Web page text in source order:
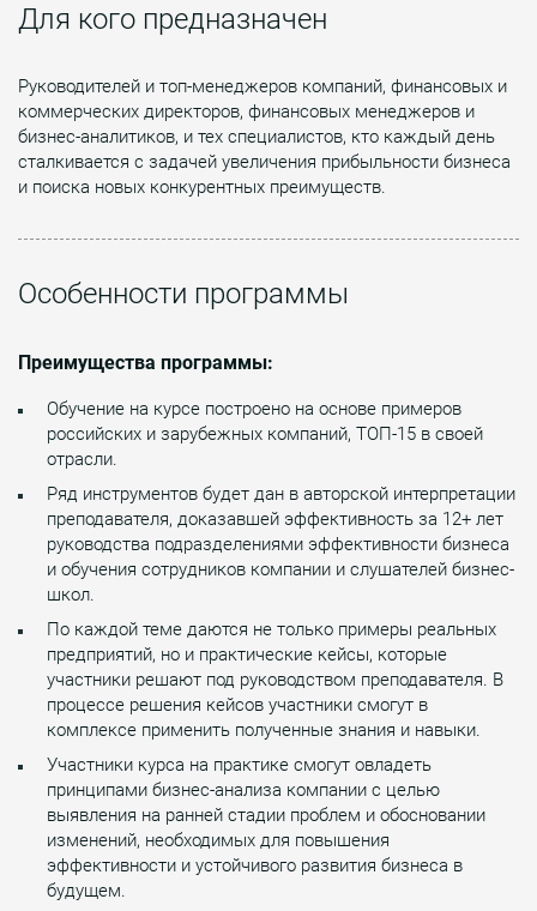
Для кого предназначен
Руководителей и топ-менеджеров компаний, финансовых и
коммерческих директоров, финансовых менеджеров и
бизнес-аналитиков, и тех специалистов, кто каждый день
сталкивается с задачей увеличения прибыльности бизнеса
и поиска новых конкурентных преимуществ.
Особенности программы
Преимущества программы:
Обучение на курсе построено на основе примеров
российских и зарубежных компаний, ТОП-15 в своей
отрасли.
Ряд инструментов будет дан в авторской интерпретации
преподавателя, доказавшей эффективность за 12+ лет
руководства подразделениями эффективности бизнеса
и обучения сотрудников компании и слушателей бизнес-
школ.
По каждой теме даются не только примеры реальных
предприятий, но и практические кейсы, которые
участники решают под руководством преподавателя. В
процессе решения кейсов участники смогут в
комплексе применить полученные знания и навыки.
Участники курса на практике смогут овладеть
принципами бизнес-анализа компании с целью
выявления на ранней стадии проблем и обосновании
изменений, необходимых для повышения
эффективности и устойчивого развития бизнеса в
будущем.